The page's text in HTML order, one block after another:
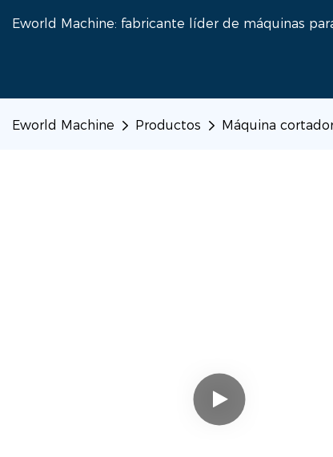
Eworld Machine: fabricante líder de máquinas
Eworld Machine Productos Máquina